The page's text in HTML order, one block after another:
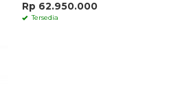
Rp 62.950.000
Tersedia